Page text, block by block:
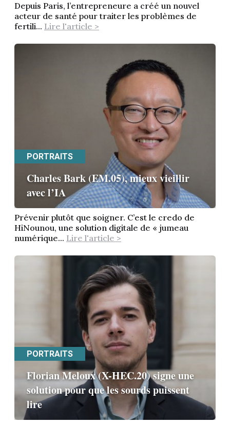
Depuis Paris, l’entrepreneure a créé un nouvel
acteur de santé pour traiter les problèmes de
fertili... Lire l'article >
PORTRAITS
Charles Bark (EM.05), mieux vieillir
avec l’IA
Prévenir plutôt que soigner. C’est le credo de
HiNounou, une solution digitale de « jumeau
numérique... Lire l'article >
PORTRAITS
Florian Meloux (X-HEC.20) signe une
solution pour que les sourds puissent
lire